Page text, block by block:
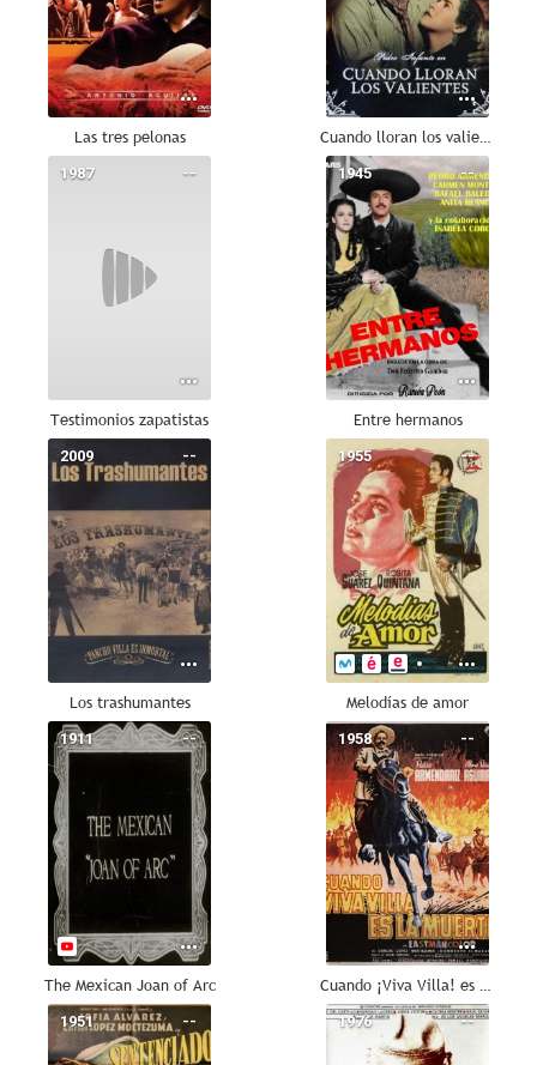
Las tres pelonas Cuando lloran los valientes
--
1987
Testimonios zapatistas
--
1945
Entre hermanos
--
2009
Los trashumantes
--
1955
Melodías de amor
--
1911
The Mexican Joan of Arc
--
1958
Cuando ¡Viva Villa! es la muerte
--
1951 --
1976